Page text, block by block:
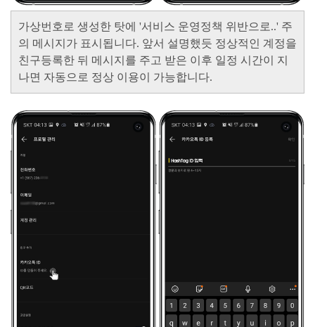
가상번호로 생성한 탓에 '서비스 운영정책 위반으로..' 주
의 메시지가 표시됩니다. 앞서 설명했듯 정상적인 계정을
친구등록한 뒤 메시지를 주고 받은 이후 일정 시간이 지
나면 자동으로 정상 이용이 가능합니다.